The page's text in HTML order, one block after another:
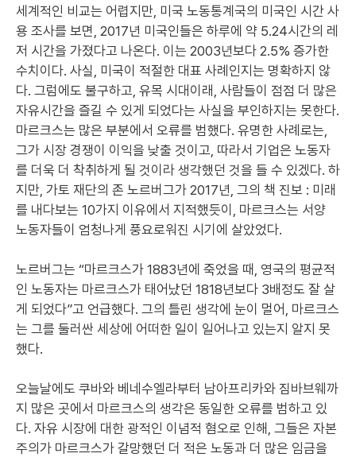
세계적인 비교는 어렵지만, 미국 노동통계국의 미국인 시간 사
용 조사를 보면, 2017년 미국인들은 하루에 약 5.24시간의 레
저 시간을 가졌다고 나온다. 이는 2003년보다 2.5% 증가한
수치이다. 사실, 미국이 적절한 대표 사례인지는 명확하지 않
다. 그럼에도 불구하고, 유목 시대이래, 사람들이 점점 더 많은
자유시간을 즐길 수 있게 되었다는 사실을 부인하지는 못한다.
마르크스는 많은 부분에서 오류를 범했다. 유명한 사례로는,
그가 시장 경쟁이 이익을 낮출 것이고, 따라서 기업은 노동자
를 더욱 더 착취하게 될 것이라 생각했던 것을 들 수 있겠다. 하
지만, 가토 재단의 존 노르버그가 2017년, 그의 책 진보 : 미래
를 내다보는 10가지 이유에서 지적했듯이, 마르크스는 서양
노동자들이 엄청나게 풍요로워진 시기에 살았었다.
노르버그는 “마르크스가 1883년에 죽었을 때, 영국의 평균적
인 노동자는 마르크스가 태어났던 1818년보다 3배정도 잘 살
게 되었다”고 언급했다. 그의 틀린 생각에 눈이 멀어, 마르크스
는 그를 둘러싼 세상에 어떠한 일이 일어나고 있는지 알지 못
했다.
오늘날에도 쿠바와 베네수엘라부터 남아프리카와 짐바브웨까
지 많은 곳에서 마르크스의 생각은 동일한 오류를 범하고 있
다. 자유 시장에 대한 광적인 이념적 혐오로 인해, 그들은 자본
주의가 마르크스가 갈망했던 더 적은 노동과 더 많은 임금을